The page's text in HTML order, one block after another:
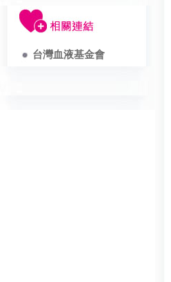
台灣血液基金會